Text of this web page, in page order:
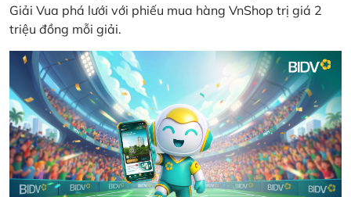
Giải Vua phá lưới với phiếu mua hàng VnShop trị giá 2
triệu đồng mỗi giải.